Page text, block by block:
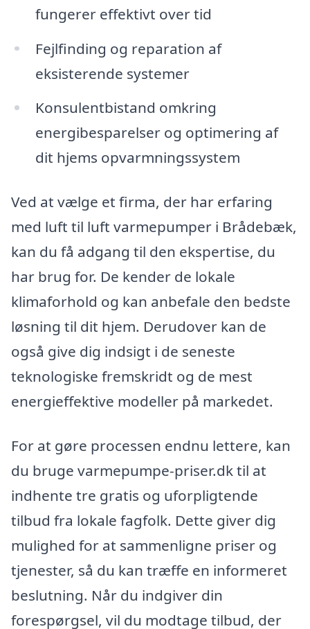
fungerer effektivt over tid
Fejlfinding og reparation af
eksisterende systemer
Konsulentbistand omkring
energibesparelser og optimering af
dit hjems opvarmningssystem
Ved at vælge et firma, der har erfaring
med luft til luft varmepumper i Brådebæk,
kan du få adgang til den ekspertise, du
har brug for. De kender de lokale
klimaforhold og kan anbefale den bedste
løsning til dit hjem. Derudover kan de
også give dig indsigt i de seneste
teknologiske fremskridt og de mest
energieffektive modeller på markedet.
For at gøre processen endnu lettere, kan
du bruge varmepumpe-priser.dk til at
indhente tre gratis og uforpligtende
tilbud fra lokale fagfolk. Dette giver dig
mulighed for at sammenligne priser og
tjenester, så du kan træffe en informeret
beslutning. Når du indgiver din
forespørgsel, vil du modtage tilbud, der